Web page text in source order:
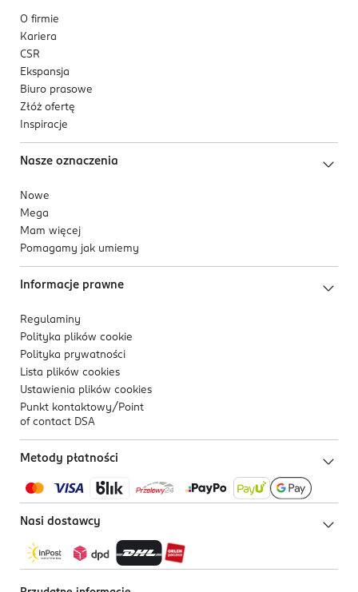
O firmie
Kariera
CSR
Ekspansja
Biuro prasowe
Złóż ofertę
Inspiracje
Nasze oznaczenia
Nowe
Mega
Mam więcej
Pomagamy jak umiemy
Informacje prawne
Regulaminy
Polityka plików cookie
Polityka prywatności
Lista plików cookies
Ustawienia plików cookies
Punkt kontaktowy/ Point
of contact DSA
Metody płatności
Nasi dostawcy